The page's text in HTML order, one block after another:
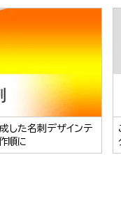
した名刺デザインテ
順に